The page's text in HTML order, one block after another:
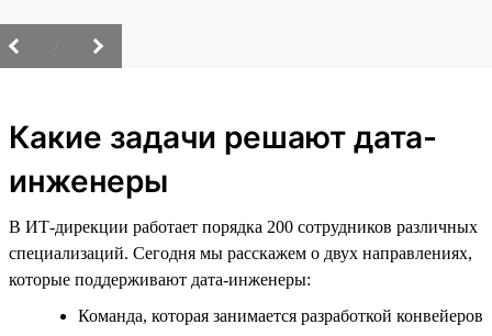
Какие задачи решают дата-
инженеры
В ИТ-дирекции работает порядка 200 сотрудников различных
специализаций. Сегодня мы расскажем о двух направлениях,
которые поддерживают дата-инженеры:
Команда, которая занимается разработкой конвейеров